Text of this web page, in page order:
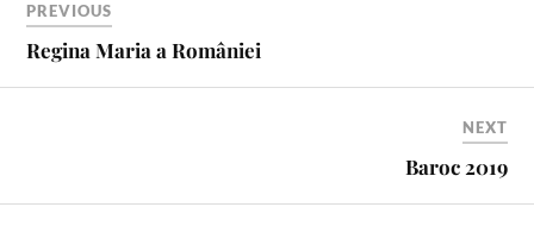
PREVIOUS
Regina Maria a României
NEXT
Baroc 2019